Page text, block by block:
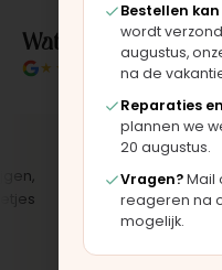
Wat klanten over
★★★★★ 4.9/5
★★★★★
"Bekleding zelf
set, zag er meteen
uit. Duidelijk origineel
Iris · Bugaboo
Bestellen
wordt
augustus,
na de
Reparaties
plannen we
20 augustus.
Vragen?Mail
reageren na
mogelijk.